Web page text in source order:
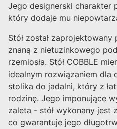
Jego designerski charakter
który dodaje mu
Stół został
znaną z nietuzinkowego
rzemiosła. Stół COBBLE
idealnym rozwiązaniem dla
stolika do jadalni, który z
rodzinę. Jego imponujące
zaleta - stół wykonany jest
co gwarantuje jego